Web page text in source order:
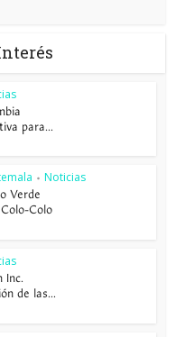
para...
• Noticias
Verde
Colo
Inc.
de las...